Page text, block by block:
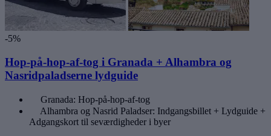
-5%
Hop-på-hop-af-tog i Granada + Alhambra og
Nasridpaladserne lydguide
Granada: Hop-på-hop-af-tog
Alhambra og Nasrid Paladser: Indgangsbillet + Lydguide +
Adgangskort til seværdigheder i byer